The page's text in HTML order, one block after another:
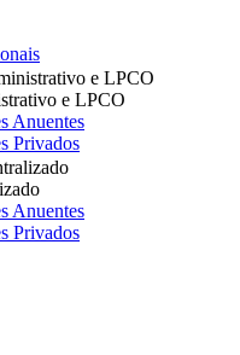
e LPCO
e LPCO
Anuentes
Privados
Anuentes
Privados